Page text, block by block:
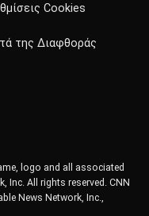
Cookies
της Διαφθοράς
logo and all associated
Inc. All rights reserved. CNN
News Network, Inc.,